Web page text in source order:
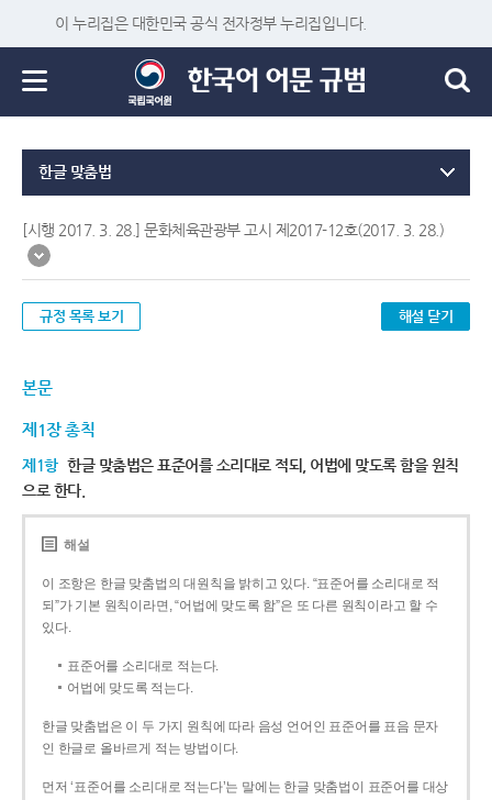
이 누리집은 대한민국 공식 전자정부 누리집입니다.
한글 맞춤법
[시행 2017. 3. 28.] 문화체육관광부 고시 제2017-12호(2017. 3. 28.)
규정 목록 보기 해설 닫기
본문
제1장 총칙
제1항 한글 맞춤법은 표준어를 소리대로 적되, 어법에 맞도록 함을 원칙
으로 한다.
해설
이 조항은 한글 맞춤법의 대원칙을 밝히고 있다. “표준어를 소리대로 적
되”가 기본 원칙이라면, “어법에 맞도록 함”은 또 다른 원칙이라고 할 수
있다.
표준어를 소리대로 적는다.
어법에 맞도록 적는다.
한글 맞춤법은 이 두 가지 원칙에 따라 음성 언어인 표준어를 표음 문자
인 한글로 올바르게 적는 방법이다.
먼저 ‘표준어를 소리대로 적는다’는 말에는 한글 맞춤법이 표준어를 대상